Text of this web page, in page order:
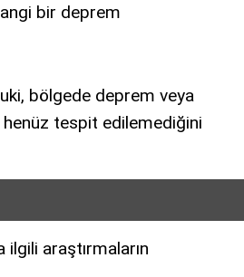
bir deprem
bölgede deprem veya
henüz tespit edilemediğini
ilgili araştırmaların